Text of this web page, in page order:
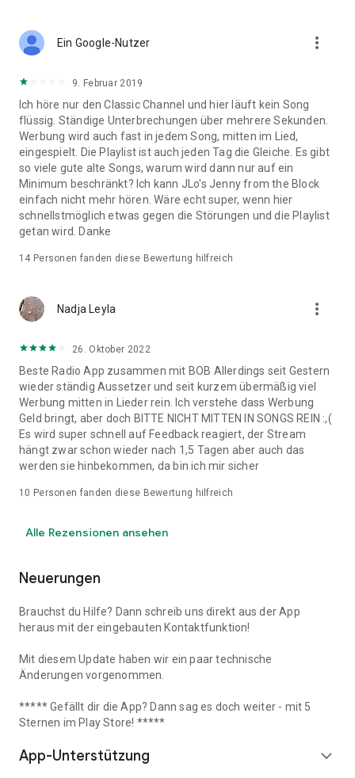
Ein Google-Nutzer more_vert
9. Februar 2019
Ich höre nur den Classic Channel und hier läuft kein Song
flüssig. Ständige Unterbrechungen über mehrere Sekunden.
Werbung wird auch fast in jedem Song, mitten im Lied,
eingespielt. Die Playlist ist auch jeden Tag die Gleiche. Es gibt
so viele gute alte Songs, warum wird dann nur auf ein
Minimum beschränkt? Ich kann JLo's Jenny from the Block
einfach nicht mehr hören. Wäre echt super, wenn hier
schnellstmöglich etwas gegen die Störungen und die Playlist
getan wird. Danke
14 Personen fanden diese Bewertung hilfreich
Nadja Leyla more_vert
26. Oktober 2022
Beste Radio App zusammen mit BOB Allerdings seit Gestern
wieder ständig Aussetzer und seit kurzem übermäßig viel
Werbung mitten in Lieder rein. Ich verstehe dass Werbung
Geld bringt, aber doch BITTE NICHT MITTEN IN SONGS REIN :,(
Es wird super schnell auf Feedback reagiert, der Stream
hängt zwar schon wieder nach 1,5 Tagen aber auch das
werden sie hinbekommen, da bin ich mir sicher
10 Personen fanden diese Bewertung hilfreich
Alle Rezensionen ansehen
Neuerungen
Brauchst du Hilfe? Dann schreib uns direkt aus der App
heraus mit der eingebauten Kontaktfunktion!
Mit diesem Update haben wir ein paar technische
Änderungen vorgenommen.
***** Gefällt dir die App? Dann sag es doch weiter - mit 5
Sternen im Play Store! *****
App-Unterstützung expand_more